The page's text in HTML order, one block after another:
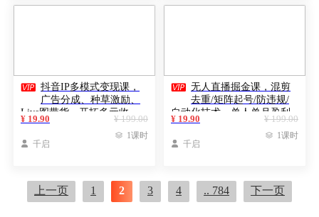
 抖音IP多模式变现课，
广告分成、种草激励、
Live图带货，开拓多元收
入，副业稳定月入过万
¥ 199.00
¥ 19.90
 千启
 1课时
 无人直播掘金课，混剪
去重/矩阵起号/防违规/
自动化技术，单人单月盈利
5w+【更新25年12月】
¥ 199.00
¥ 19.90
 千启
 1课时
上一页 1 2 3 4 .. 784 下一页